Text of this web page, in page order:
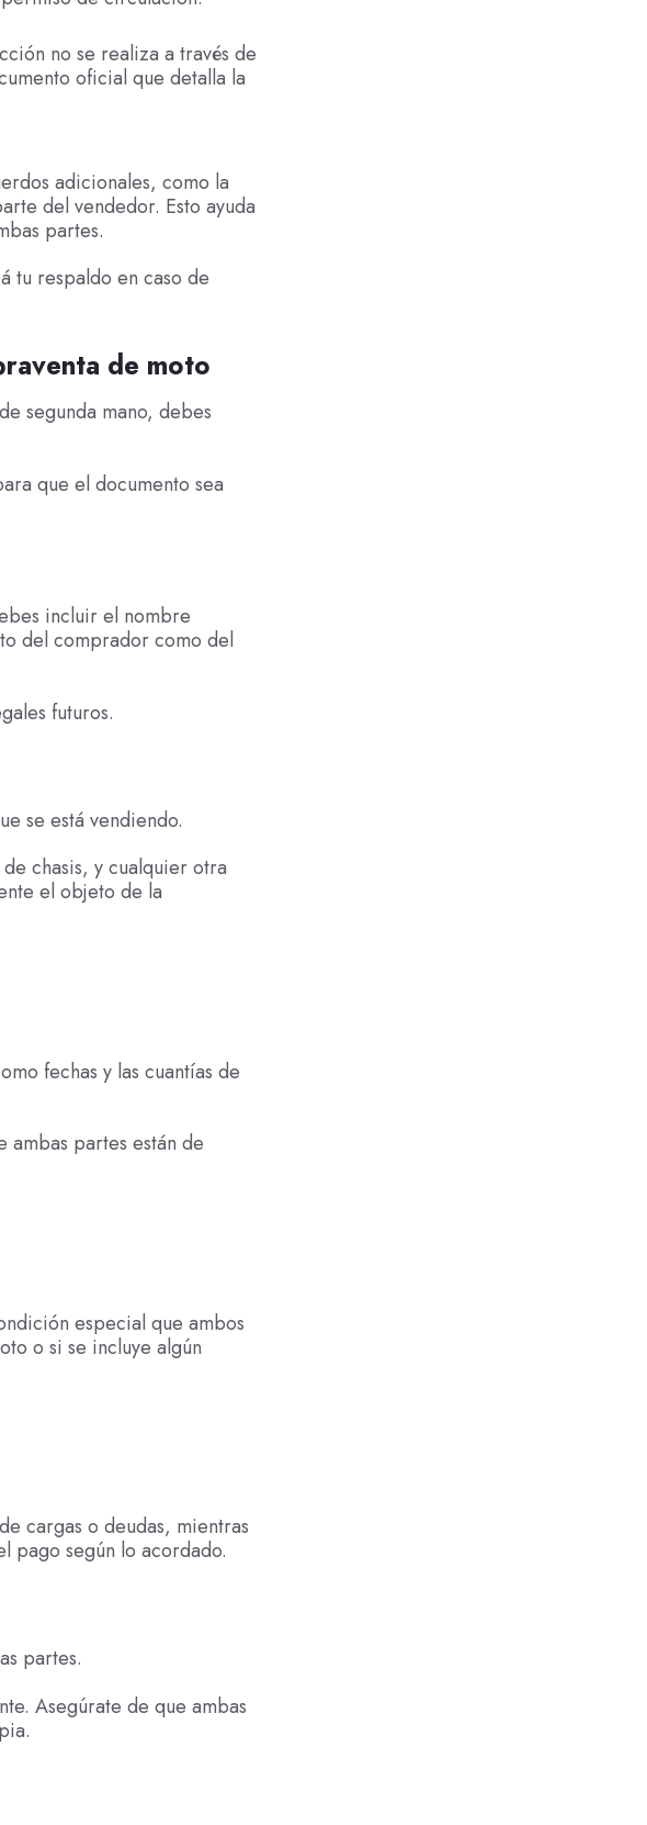
no se realiza a través de
oficial que detalla la
adicionales, como la
del vendedor. Esto ayuda
partes.
tu respaldo en caso de
de moto
segunda mano, debes
que el documento sea
incluir el nombre
del comprador como del
futuros.
se está vendiendo.
chasis, y cualquier otra
el objeto de la
fechas y las cuantías de
partes están de
especial que ambos
o si se incluye algún
cargas o deudas, mientras
pago según lo acordado.
partes.
Asegúrate de que ambas